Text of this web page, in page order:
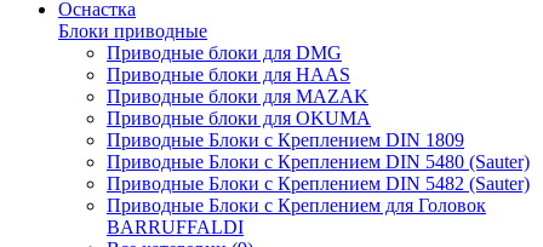
Оснастка
Блоки приводные
Приводные блоки для DMG
Приводные блоки для HAAS
Приводные блоки для MAZAK
Приводные блоки для OKUMA
Приводные Блоки с Креплением DIN 1809
Приводные Блоки с Креплением DIN 5480 (Sauter)
Приводные Блоки с Креплением DIN 5482 (Sauter)
Приводные Блоки с Креплением для Головок
BARRUFFALDI